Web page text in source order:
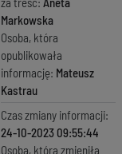
Markowska
Osoba, która
opublikowała
informację: Mateusz
Kastrau
Czas zmiany informacji:
24-10-2023 09:55:44
Osoba, która zmieniła